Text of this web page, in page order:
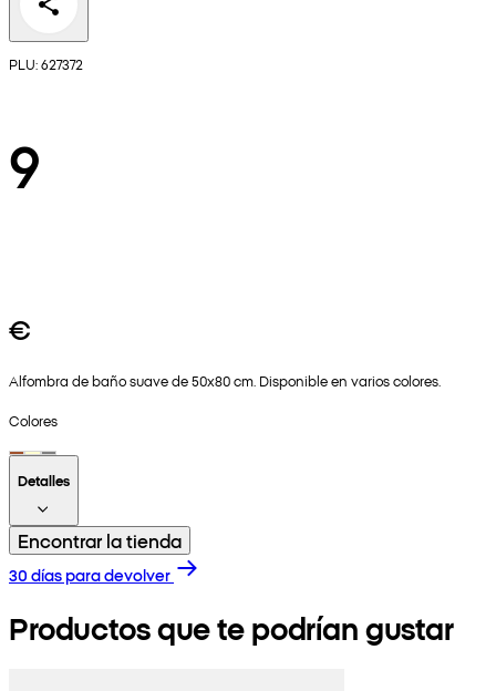
PLU: 627372
9
€
Alfombra de baño suave de 50x80 cm. Disponible en varios colores.
Colores
Detalles
Encontrar la tienda
30 días para devolver
Productos que te podrían gustar